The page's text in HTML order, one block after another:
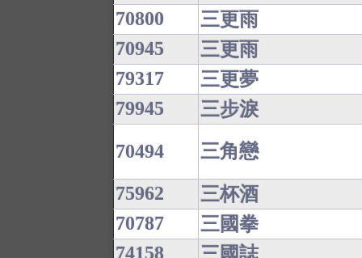
70800
三更雨
70945
三更雨
79317
三更夢
79945
三步淚
70494
三角戀
75962
三杯酒
70787
三國拳
74158